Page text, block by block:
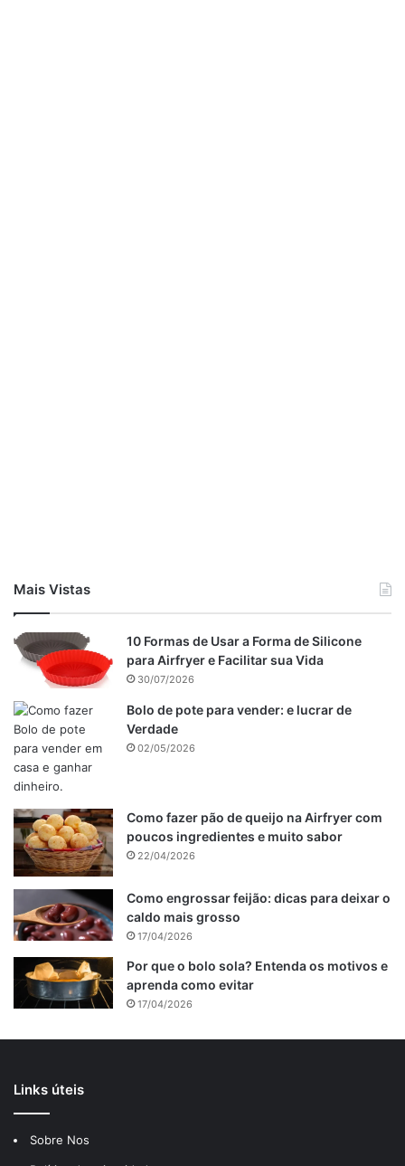
Mais Vistas
10 Formas de Usar a Forma de Silicone
para Airfryer e Facilitar sua Vida
30/07/2026
Bolo de pote para vender: e lucrar de
Verdade
02/05/2026
Como fazer pão de queijo na Airfryer com
poucos ingredientes e muito sabor
22/04/2026
Como engrossar feijão: dicas para deixar o
caldo mais grosso
17/04/2026
Por que o bolo sola? Entenda os motivos e
aprenda como evitar
17/04/2026
Links úteis
Sobre Nos